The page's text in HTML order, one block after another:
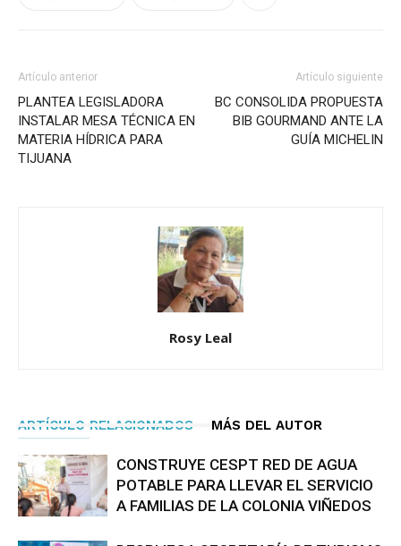
Artículo anterior
PLANTEA LEGISLADORA
INSTALAR MESA TÉCNICA EN
MATERIA HÍDRICA PARA
TIJUANA
Artículo siguiente
BC CONSOLIDA PROPUESTA
BIB GOURMAND ANTE LA
GUÍA MICHELIN
Rosy Leal
ARTÍCULO RELACIONADOS MÁS DEL AUTOR
CONSTRUYE CESPT RED DE AGUA
POTABLE PARA LLEVAR EL SERVICIO
A FAMILIAS DE LA COLONIA VIÑEDOS